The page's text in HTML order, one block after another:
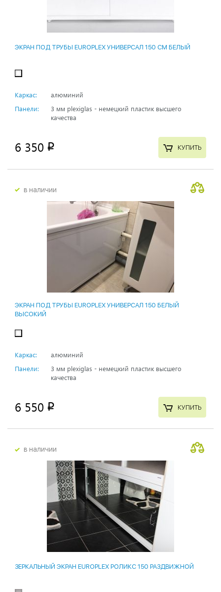
ЭКРАН ПОД ТРУБЫ EUROPLEX УНИВЕРСАЛ 150 СМ БЕЛЫЙ
Каркас:
алюминий
Панели:
3 мм plexiglas - немецкий пластик высшего
качества
6 350 p КУПИТЬ
в наличии
ЭКРАН ПОД ТРУБЫ EUROPLEX УНИВЕРСАЛ 150 БЕЛЫЙ
ВЫСОКИЙ
Каркас:
алюминий
Панели:
3 мм plexiglas - немецкий пластик высшего
качества
6 550 p КУПИТЬ
в наличии
ЗЕРКАЛЬНЫЙ ЭКРАН EUROPLEX РОЛИКС 150 РАЗДВИЖНОЙ